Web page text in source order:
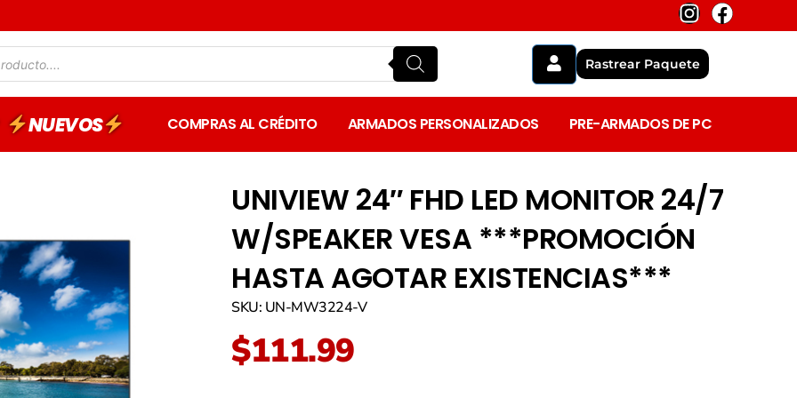
I
n
s
t
a
g
m
F
a
b
Rastrear Paquete
NUEVOS COMPRAS AL CRÉDITO ARMADOS PERSONALIZADOS PRE-ARMADOS DE PC
UNIVIEW 24″ FHD LED MONITOR 24/7
W/SPEAKER VESA ***PROMOCIÓN
HASTA AGOTAR EXISTENCIAS***
SKU: UN-MW3224-V
$111.99